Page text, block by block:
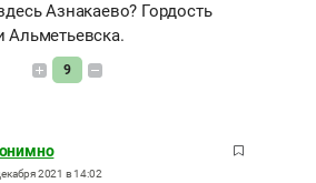
Азнакаево? Гордость
9
2021 в 14:02